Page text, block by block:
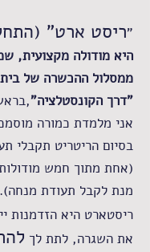
"ריסט ארט"
היא מודולה מקצועית,
ממסלול ההכשרה של
"דרך הקונסטלציה"
אני מלמדת כמורה
בסיום הריטריט תקבלי
(אחת מתוך חמש
מנת לקבל תעודת מנחה).
ריסטארט היא הזדמנות
את השגרה, לתת לך